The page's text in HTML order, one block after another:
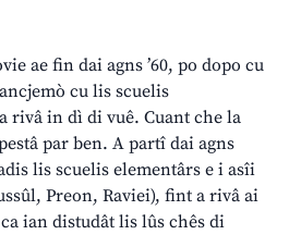
ae fin dai agns ’60, po dopo cu
cu lis scuelis
rivâ in dì di vuê. Cuant che la
par ben. A partî dai agns
lis scuelis elementârs e i asîi
Preon, Raviei), fint a rivâ ai
ian distudât lis lûs chês di